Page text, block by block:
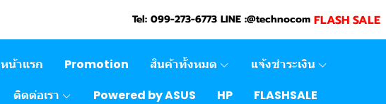
Tel: 099-273-6773 LINE :@technocom FLASH SALE
หน้าแรก Promotion สินค้าทั้งหมด
แจ้งชำระเงิน
ติดต่อเรา
Powered by ASUS HP FLASHSALE